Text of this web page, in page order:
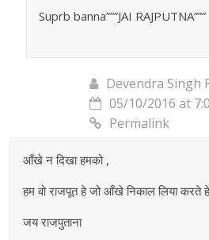
Suprb banna”””JAI RAJPUTNA”””
Devendra Singh
05/10/2016 at
Permalink
आँखे न दिखा हमको ,
हम वो राजपूत हे जो आँखे निकाल लिया करते
जय राजपुताना